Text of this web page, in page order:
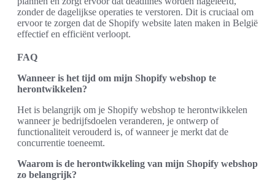
zonder de dagelijkse operaties te verstoren. Dit is cruciaal om
ervoor te zorgen dat de Shopify website laten maken in België
effectief en efficiënt verloopt.
FAQ
Wanneer is het tijd om mijn Shopify webshop te
herontwikkelen?
Het is belangrijk om je Shopify webshop te herontwikkelen
wanneer je bedrijfsdoelen veranderen, je ontwerp of
functionaliteit verouderd is, of wanneer je merkt dat de
concurrentie toeneemt.
Waarom is de herontwikkeling van mijn Shopify webshop
zo belangrijk?